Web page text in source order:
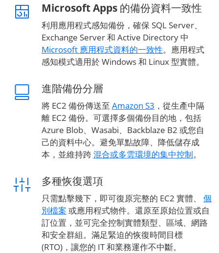
Microsoft Apps 的備份資料一致性
利用應用程式感知備份，確保 SQL Server、
Exchange Server 和 Active Directory 中
Microsoft 應用程式資料的一致性。應用程式
感知模式適用於 Windows 和 Linux 型實體。
進階備份分層
將 EC2 備份傳送至 Amazon S3 ，從生產中隔
離 EC2 備份。可選擇多個備份目的地，包括
Azure Blob、Wasabi、Backblaze B2 或您自
己的資料中心。避免單點故障、降低儲存成
本，並維持跨 混合或多雲環境的集中控制。
多種恢復選項
只需點擊幾下，即可復原完整的 EC2 實體、 個
別檔案 或應用程式物件。還原至原始位置或自
訂位置，並可完全控制實體類型、區域、網路
和安全群組。滿足緊迫的恢復時間目標
(RTO)，讓您的 IT 和業務運作不中斷。